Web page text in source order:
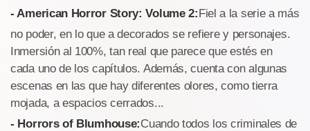
- American Horror Story: Volume 2:Fiel a la serie a más
no poder, en lo que a decorados se refiere y personajes.
Inmersión al 100%, tan real que parece que estés en
cada uno de los capítulos. Además, cuenta con algunas
escenas en las que hay diferentes olores, como tierra
mojada, a espacios cerrados...
- Horrors of Blumhouse:Cuando todos los criminales de